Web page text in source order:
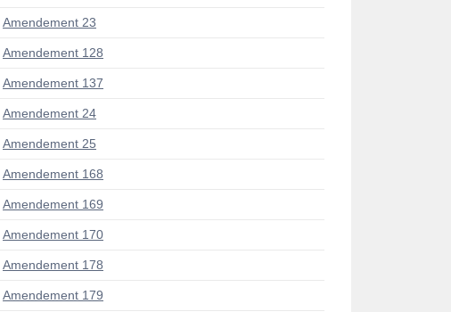
Amendement 23
Amendement 128
Amendement 137
Amendement 24
Amendement 25
Amendement 168
Amendement 169
Amendement 170
Amendement 178
Amendement 179